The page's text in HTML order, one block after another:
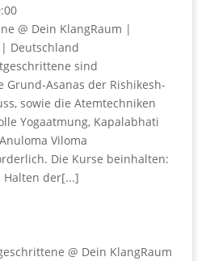
sind
Grund-Asanas der Rishikesh-
sowie die Atemtechniken
Yogaatmung, Kapalabhati
Viloma
Die Kurse beinhalten:
Halten der[...]
@ Dein KlangRaum